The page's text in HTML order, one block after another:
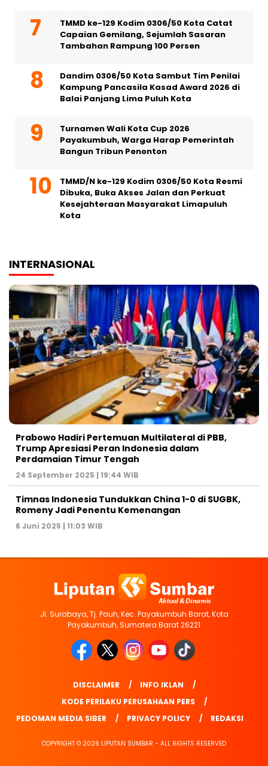
TMMD ke-129 Kodim 0306/50 Kota Catat
Capaian Gemilang, Sejumlah Sasaran
Tambahan Rampung 100 Persen
Dandim 0306/50 Kota Sambut Tim Penilai
Kampung Pancasila Kasad Award 2026 di
Balai Panjang Lima Puluh Kota
Turnamen Wali Kota Cup 2026
Payakumbuh, Warga Harap Pemerintah
Bangun Tribun Penonton
TMMD/N ke-129 Kodim 0306/50 Kota Resmi
Dibuka, Buka Akses Jalan dan Perkuat
Kesejahteraan Masyarakat Limapuluh
Kota
INTERNASIONAL
Prabowo Hadiri Pertemuan Multilateral di PBB,
Trump Apresiasi Peran Indonesia dalam
Perdamaian Timur Tengah
24 September 2025 | 19:44 WIB
Timnas Indonesia Tundukkan China 1-0 di SUGBK,
Romeny Jadi Penentu Kemenangan
6 Juni 2025 | 11:03 WIB
Jl. Surabaya, Tj. Pauh, Kec. Payakumbuh Barat, Kota
Payakumbuh, Sumatera Barat 26221
DISCLAIMER
INFO IKLAN
KODE PERILAKU PERUSAHAAN PERS
PEDOMAN MEDIA SIBER
PRIVACY POLICY REDAKSI
COPYRIGHT © 2026 LIPUTAN SUMBAR - ALL RIGHTS RESERVED